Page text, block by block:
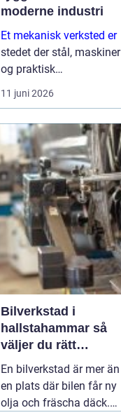
moderne industri
Et mekanisk verksted er
stedet der stål, maskiner
og praktisk
problemløsing møtes.
Her blir ødelagte
nye deler produsert og
eldre utstyr oppgradert
for å tåle mange nye år
i...
11 juni 2026
Bilverkstad i
hallstahammar så
väljer du rätt
verkstad för din bil
En bilverkstad är mer än
en plats där bilen får ny
olja och fräscha däck.